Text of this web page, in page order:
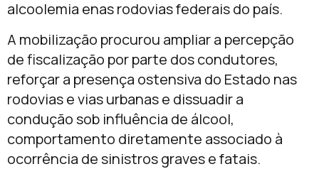
alcoolemia enas rodovias federais do país.
A mobilização procurou ampliar a percepção
de fiscalização por parte dos condutores,
reforçar a presença ostensiva do Estado nas
rodovias e vias urbanas e dissuadir a
condução sob influência de álcool,
comportamento diretamente associado à
ocorrência de sinistros graves e fatais.